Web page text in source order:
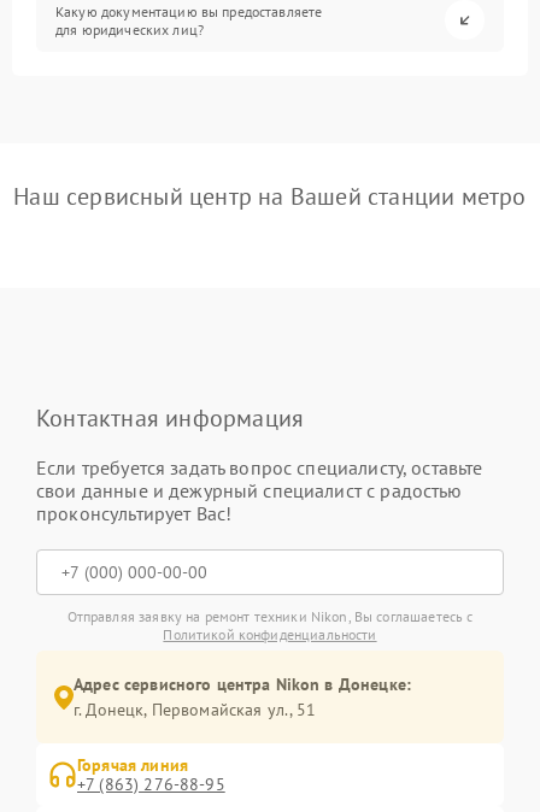
Какую документацию вы предоставляете
для юридических лиц?
Наш сервисный центр на Вашей станции метро
Контактная информация
Если требуется задать вопрос специалисту, оставьте
свои данные и дежурный специалист с радостью
проконсультирует Вас!
Отправляя заявку на ремонт техники Nikon, Вы соглашаетесь с
Политикой конфиденциальности
Адрес сервисного центра Nikon в Донецке:
г. Донецк, Первомайская ул., 51
Горячая линия
+7 (863) 276-88-95